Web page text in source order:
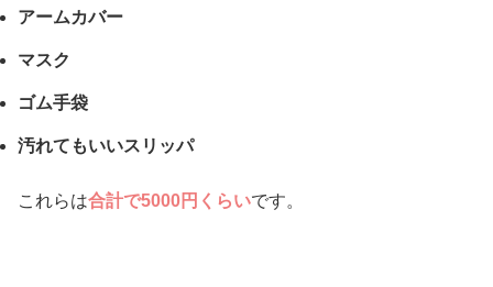
アームカバー
マスク
ゴム手袋
汚れてもいいスリッパ
これらは合計で5000円くらいです。